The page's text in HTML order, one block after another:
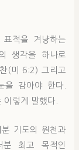
적을 겨냥하는
생각을 하나로
(미 6:2) 그리고
감아야 한다.
렇게 말했다.
기도의 원천과
최고 목적인